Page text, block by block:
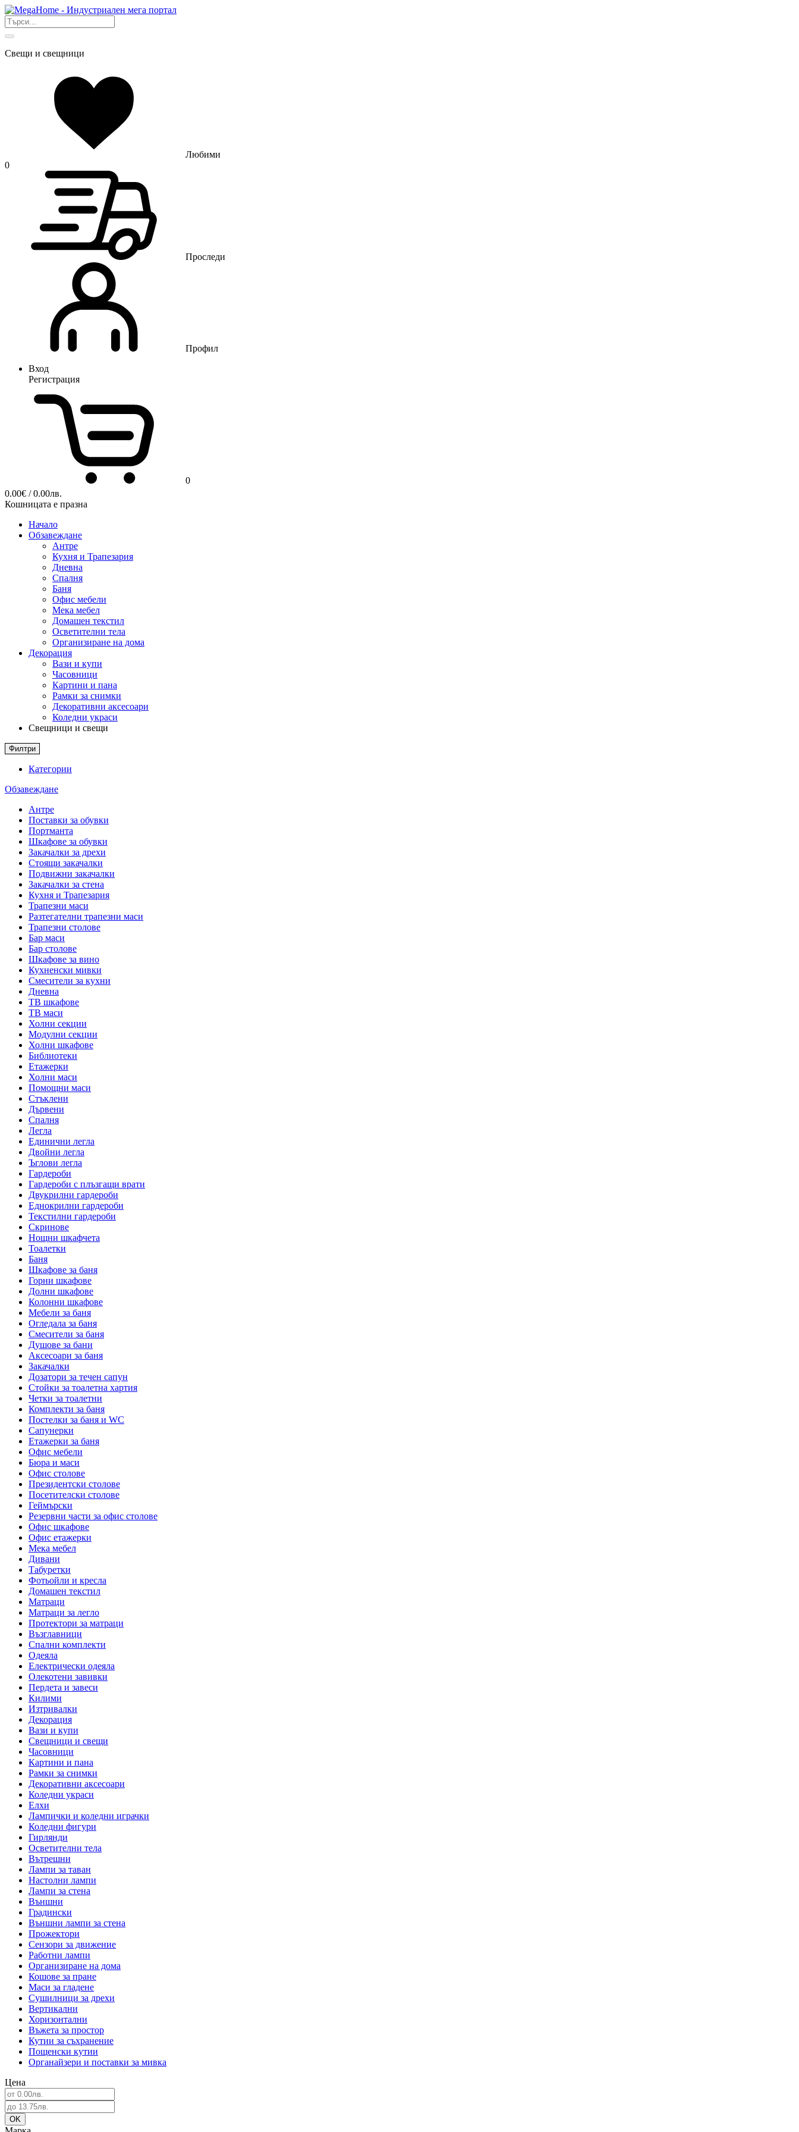
Свещи и свещници
Любими
0
Проследи
Профил
Вход
Регистрация
0
0.00€ / 0.00лв.
Кошницата е празна
Начало
Обзавеждане
Антре
Кухня и Трапезария
Дневна
Спалня
Баня
Офис мебели
Мека мебел
Домашен текстил
Осветителни тела
Организиране на дома
Декорация
Вази и купи
Часовници
Картини и пана
Рамки за снимки
Декоративни аксесоари
Коледни украси
Свещници и свещи
Филтри
Категории
Обзавеждане
Антре
Поставки за обувки
Портманта
Шкафове за обувки
Закачалки за дрехи
Стоящи закачалки
Подвижни закачалки
Закачалки за стена
Кухня и Трапезария
Трапезни маси
Разтегателни трапезни маси
Трапезни столове
Бар маси
Бар столове
Шкафове за вино
Кухненски мивки
Смесители за кухни
Дневна
ТВ шкафове
ТВ маси
Холни секции
Модулни секции
Холни шкафове
Библиотеки
Етажерки
Холни маси
Помощни маси
Стъклени
Дървени
Спалня
Легла
Единични легла
Двойни легла
Ъглови легла
Гардероби
Гардероби с плъзгащи врати
Двукрилни гардероби
Еднокрилни гардероби
Текстилни гардероби
Скринове
Нощни шкафчета
Тоалетки
Баня
Шкафове за баня
Горни шкафове
Долни шкафове
Колонни шкафове
Мебели за баня
Огледала за баня
Смесители за баня
Душове за бани
Аксесоари за баня
Закачалки
Дозатори за течен сапун
Стойки за тоалетна хартия
Четки за тоалетни
Комплекти за баня
Постелки за баня и WC
Сапунерки
Етажерки за баня
Офис мебели
Бюра и маси
Офис столове
Президентски столове
Посетителски столове
Геймърски
Резервни части за офис столове
Офис шкафове
Офис етажерки
Мека мебел
Дивани
Табуретки
Фотьойли и кресла
Домашен текстил
Матраци
Матраци за легло
Протектори за матраци
Възглавници
Спални комплекти
Одеяла
Електрически одеяла
Олекотени завивки
Пердета и завеси
Килими
Изтривалки
Декорация
Вази и купи
Свещници и свещи
Часовници
Картини и пана
Рамки за снимки
Декоративни аксесоари
Коледни украси
Елхи
Лампички и коледни играчки
Коледни фигури
Гирлянди
Осветителни тела
Вътрешни
Лампи за таван
Настолни лампи
Лампи за стена
Външни
Градински
Външни лампи за стена
Прожектори
Сензори за движение
Работни лампи
Организиране на дома
Кошове за пране
Маси за гладене
Сушилници за дрехи
Вертикални
Хоризонтални
Въжета за простор
Кутии за съхранение
Пощенски кутии
Органайзери и поставки за мивка
Цена